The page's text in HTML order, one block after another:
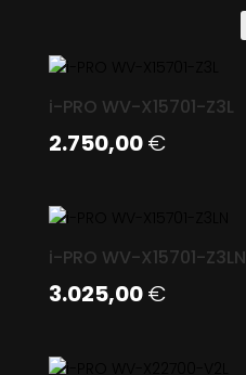
i-PRO WV-X15701-Z3L
2.750,00€
i-PRO WV-X15701-Z3LN
3.025,00€